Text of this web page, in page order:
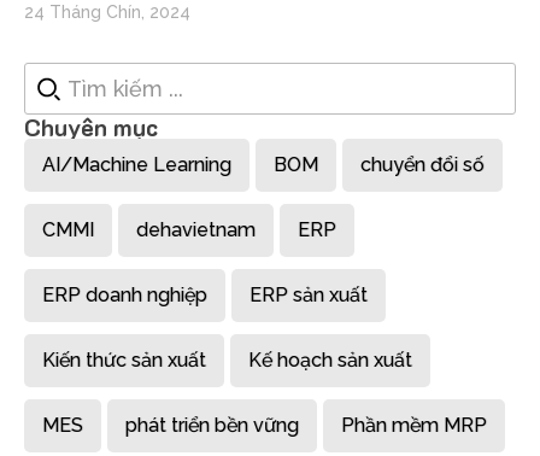
24 Tháng Chín, 2024
Chuyên mục
AI/Machine Learning BOM chuyển đổi số
CMMI dehavietnam ERP
ERP doanh nghiệp ERP sản xuất
Kiến thức sản xuất Kế hoạch sản xuất
MES phát triển bền vững Phần mềm MRP